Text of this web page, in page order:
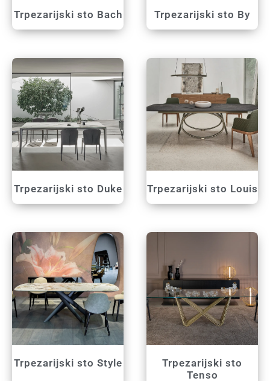
Trpezarijski sto Bach Trpezarijski sto By
Trpezarijski sto Duke Trpezarijski sto Louis
Trpezarijski sto Style
Trpezarijski sto
Tenso